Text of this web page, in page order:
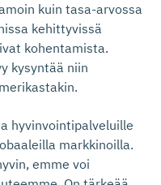
kuin tasa-arvossa
kehittyvissä
kohentamista.
kysyntää niin
hyvinvointipalveluille
markkinoilla.
emme voi